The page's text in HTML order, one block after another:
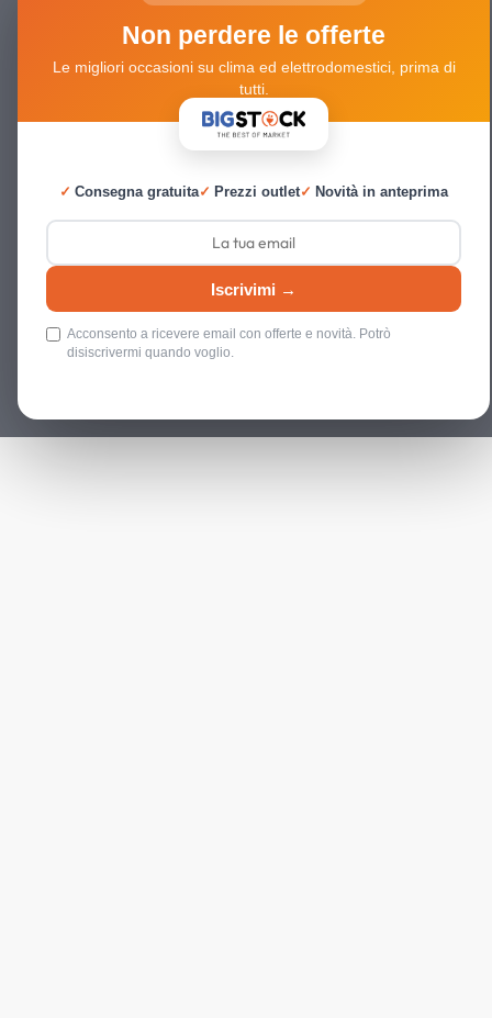
Non perdere le offerte
Le migliori occasioni su clima ed elettrodomestici, prima di
tutti.
✓ Consegna gratuita✓ Prezzi outlet✓ Novità in anteprima
Iscrivimi →
Acconsento a ricevere email con offerte e novità. Potrò
disiscrivermi quando voglio.